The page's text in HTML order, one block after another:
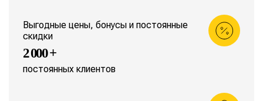
Выгодные цены, бонусы и постоянные
скидки
2 000 +
постоянных клиентов